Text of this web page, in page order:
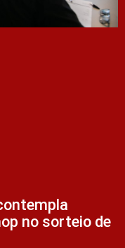
no sorteio de